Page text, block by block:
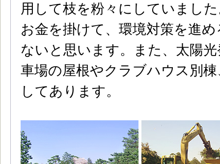
用して枝を粉々にしていまし
お金を掛けて、環境対策を進
ないと思います。また、太陽
車場の屋根やクラブハウス別
してあります。